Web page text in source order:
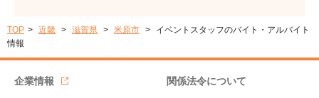
TOP 近畿 滋賀県 米原市
イベントスタッフのバイト・アルバイト
情報
企業情報 関係法令について